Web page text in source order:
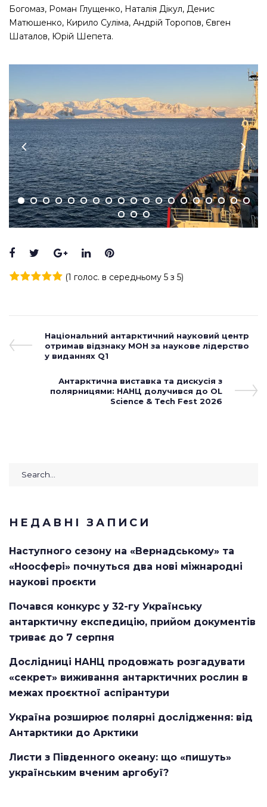
Богомаз, Роман Глущенко, Наталія Дікул, Денис
Матюшенко, Кирило Суліма, Андрій Торопов, Євген
Шаталов, Юрій Шепета.
Facebook
TwitterGoogle+
LinkedInPinterest
(1 голос. в середньому 5 з 5)
Навігація
записів
Previous
Post
Національний антарктичний науковий центр
отримав відзнаку МОН за наукове лідерство
у виданнях Q1
Next
Post
Антарктична виставка та дискусія з
полярницями: НАНЦ долучився до OL
Science & Tech Fest 2026
Search
НЕДАВНІ ЗАПИСИ
Наступного сезону на «Вернадському» та
«Ноосфері» почнуться два нові міжнародні
наукові проєкти
Почався конкурс у 32-гу Українську
антарктичну експедицію, прийом документів
триває до 7 серпня
Дослідниці НАНЦ продовжать розгадувати
«секрет» виживання антарктичних рослин в
межах проєктної аспірантури
Україна розширює полярні дослідження: від
Антарктики до Арктики
Листи з Південного океану: що «пишуть»
українським вченим аргобуї?